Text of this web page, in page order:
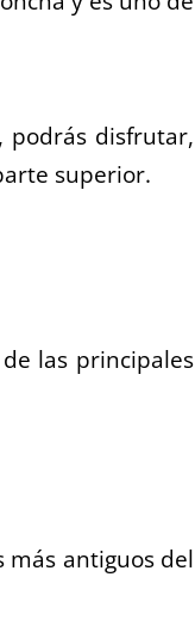
podrás disfrutar,
superior.
las principales
antiguos del